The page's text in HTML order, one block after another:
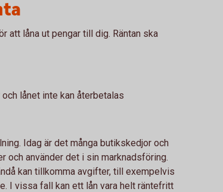
att låna ut pengar till dig. Räntan ska
lånet inte kan återbetalas
Idag är det många butikskedjor och
och använder det i sin marknadsföring.
kan tillkomma avgifter, till exempelvis
I vissa fall kan ett lån vara helt räntefritt